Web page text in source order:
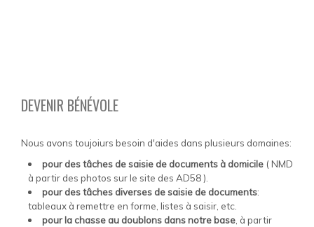
DEVENIR BÉNÉVOLE
Nous avons toujoiurs besoin d'aides dans plusieurs domaines:
pour des tâches de saisie de documents à domicile ( NMD
à partir des photos sur le site des AD58 ).
pour des tâches diverses de saisie de documents:
tableaux à remettre en forme, listes à saisir, etc.
pour la chasse au doublons dans notre base , à partir